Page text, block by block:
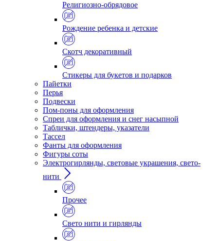
Религиозно-обрядовое
Рождение ребенка и детские
Скотч декоративный
Стикеры для букетов и подарков
Пайетки
Перья
Подвески
Пом-поны для оформления
Спреи для оформления и снег насыпной
Таблички, штендеры, указатели
Тассел
Фанты для оформления
Фигуры соты
Электрогирлянды, световые украшения, свето-
нити
Прочее
Свето нити и гирлянды